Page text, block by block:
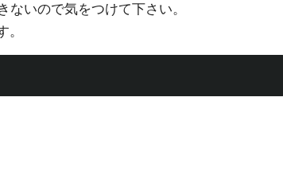
いので気をつけて下さい。